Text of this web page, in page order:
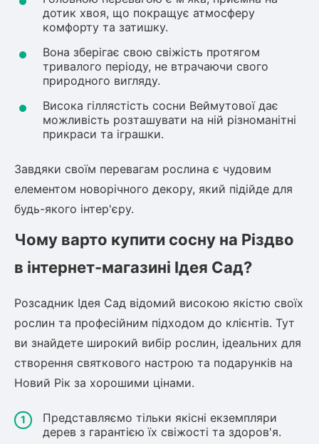
Очиток (седум)
Вівсяниця
Барвінок
Чемерник (морозник)
Рослини що в'ються
Гліцинія (Вістерія)
Плющ
Клематіс
дотик хвоя, що покращує атмосферу
комфорту та затишку.
Вона зберігає свою свіжість протягом
тривалого періоду, не втрачаючи свого
природного вигляду.
Висока гіллястість сосни Веймутової дає
можливість розташувати на ній різноманітні
прикраси та іграшки.
Завдяки своїм перевагам рослина є чудовим
елементом новорічного декору, який підійде для
будь-якого інтер'єру.
Чому варто купити сосну на Різдво
в інтернет-магазині Ідея Сад?
Розсадник Ідея Сад відомий високою якістю своїх
рослин та професійним підходом до клієнтів. Тут
ви знайдете широкий вибір рослин, ідеальних для
створення святкового настрою та подарунків на
Новий Рік за хорошими цінами.
Представляємо тільки якісні екземпляри
дерев з гарантією їх свіжості та здоров'я.